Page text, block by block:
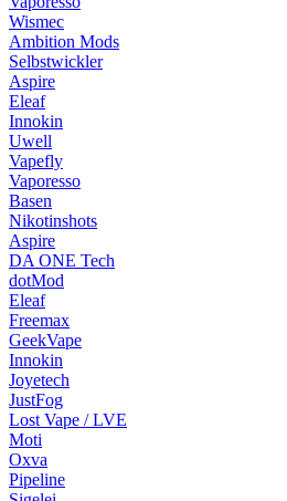
Wismec
Ambition Mods
Selbstwickler
Aspire
Eleaf
Innokin
Uwell
Vapefly
Vaporesso
Basen
Nikotinshots
Aspire
DA ONE Tech
dotMod
Eleaf
Freemax
GeekVape
Innokin
Joyetech
JustFog
Lost Vape / LVE
Moti
Oxva
Pipeline